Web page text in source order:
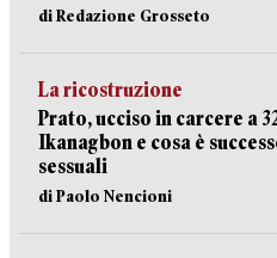
di Redazione Grosseto
La ricostruzione
Prato, ucciso in carcere a
Ikanagbon e cosa è
sessuali
di Paolo Nencioni